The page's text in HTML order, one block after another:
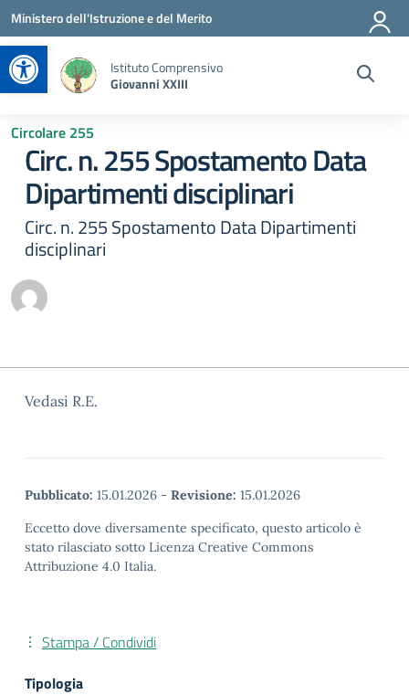
Apri la barra degli strumenti
Vai ai contenuti
Vai al menu di navigazione
Vai al footer
Ministero dell'Istruzione e del Merito
Istituto Comprensivo
Giovanni XXIII
Circolare 255
Circ. n. 255 Spostamento Data
Dipartimenti disciplinari
Circ. n. 255 Spostamento Data Dipartimenti
disciplinari
Vedasi R.E.
Pubblicato: 15.01.2026 - Revisione: 15.01.2026
Eccetto dove diversamente specificato, questo articolo è
stato rilasciato sotto Licenza Creative Commons
Attribuzione 4.0 Italia.
Stampa / Condividi
Tipologia